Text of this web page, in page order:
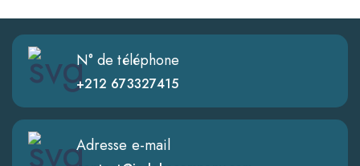
N° de téléphone
+212 673327415
Adresse e-mail